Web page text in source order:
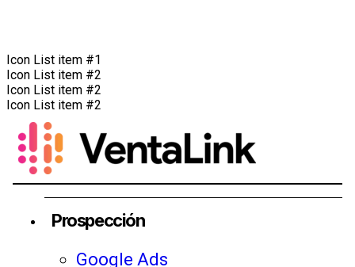
Icon List item #1
Icon List item #2
Icon List item #2
Icon List item #2
Prospección
Google Ads